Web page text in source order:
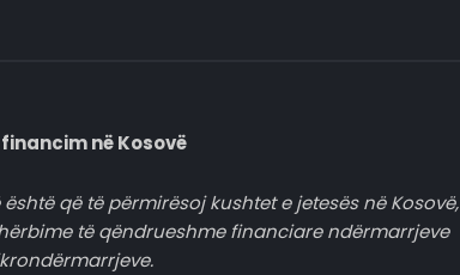
në Kosovë
është që të përmirësoj kushtet e jetesës në Kosovë,
të qëndrueshme financiare ndërmarrjeve